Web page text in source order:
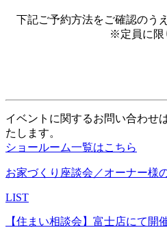
下記ご予約方法をご確認のう
※定員に限
イベントに関するお問い合わせ
たします。
ショールーム一覧はこちら
お家づくり座談会／オーナー様
LIST
【住まい相談会】富士店にて開